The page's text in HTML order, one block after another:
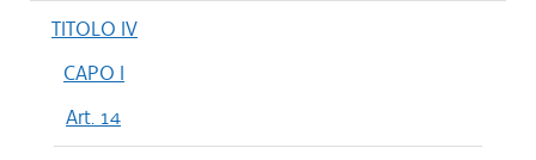
TITOLO IV
CAPO I
Art. 14